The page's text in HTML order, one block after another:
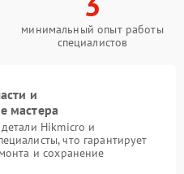
минимальный опыт работы
специалистов
и
мастера
Hikmicro и
что гарантирует
и сохранение